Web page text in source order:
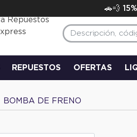
🚗💨
REPUESTOS OFERTAS
BOMBA DE FRENO